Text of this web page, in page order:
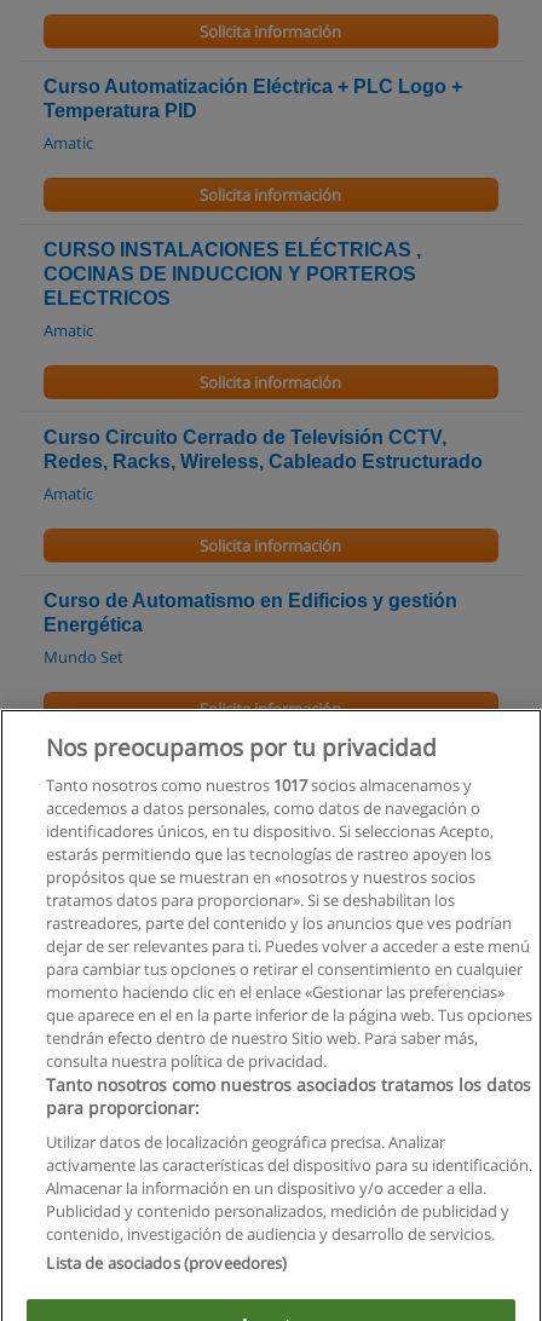
Solicita información
Curso Automatización Eléctrica + PLC Logo +
Temperatura PID
Amatic
Solicita información
CURSO INSTALACIONES ELÉCTRICAS ,
COCINAS DE INDUCCION Y PORTEROS
ELECTRICOS
Amatic
Solicita información
Curso Circuito Cerrado de Televisión CCTV,
Redes, Racks, Wireless, Cableado Estructurado
Amatic
Solicita información
Curso de Automatismo en Edificios y gestión
Energética
Mundo Set
Solicita información
Curso Instalaciones Eléctricas Domiciliaria
Muy Digital
Solicita información
Cursos Eléctricos
EC Training Technology
Solicita información
Privacidad de datos
Contactar con Educaedu
Copyright © Educaedu Business S.L. - CIF : B-95610580: -
Nos preocupamos por tu privacidad
Tanto nosotros como nuestros 1017socios almacenamos y
accedemos a datos personales, como datos de navegación o
identificadores únicos, en tu dispositivo. Si seleccionas Acepto,
estarás permitiendo que las tecnologías de rastreo apoyen los
propósitos que se muestran en «nosotros y nuestros socios
tratamos datos para proporcionar». Si se deshabilitan los
rastreadores, parte del contenido y los anuncios que ves podrían
dejar de ser relevantes para ti. Puedes volver a acceder a este menú
para cambiar tus opciones o retirar el consentimiento en cualquier
momento haciendo clic en el enlace «Gestionar las preferencias»
que aparece en el en la parte inferior de la página web. Tus opciones
tendrán efecto dentro de nuestro Sitio web. Para saber más,
consulta nuestra política de privacidad.
Tanto nosotros como nuestros asociados tratamos los datos
para proporcionar:
Utilizar datos de localización geográfica precisa. Analizar
activamente las características del dispositivo para su identificación.
Almacenar la información en un dispositivo y/o acceder a ella.
Publicidad y contenido personalizados, medición de publicidad y
contenido, investigación de audiencia y desarrollo de servicios.
Lista de asociados (proveedores)